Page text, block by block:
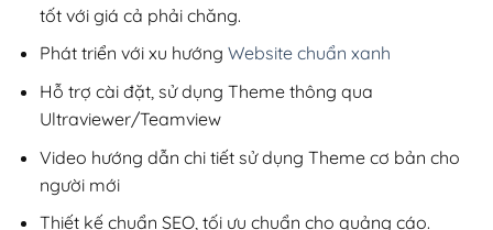
tốt với giá cả phải chăng.
Phát triển với xu hướng Website chuẩn xanh
Hỗ trợ cài đặt, sử dụng Theme thông qua
Ultraviewer/Teamview
Video hướng dẫn chi tiết sử dụng Theme cơ bản cho
người mới
Thiết kế chuẩn SEO, tối ưu chuẩn cho quảng cáo.